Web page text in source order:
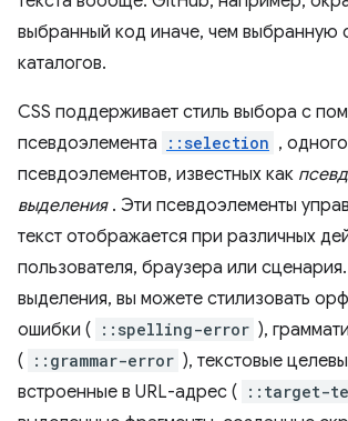
выбранный код иначе, чем выбранную
каталогов.
CSS поддерживает стиль выбора с
псевдоэлемента
::selection ,
псевдоэлементов, известных как
выделения. Эти псевдоэлементы
текст отображается при различных
пользователя, браузера или
выделения, вы можете стилизовать
ошибки (
::spelling-error ),
(
::grammar-error ), текстовые
встроенные в URL-адрес (
::target-